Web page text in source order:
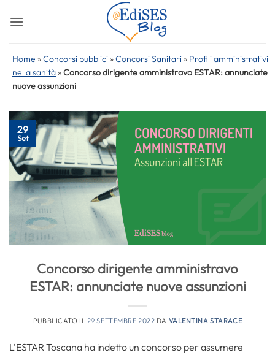
Home »Concorsi pubblici »Concorsi Sanitari » Profili amministrativi
nella sanità »Concorso dirigente amministravo ESTAR: annunciate
nuove assunzioni
29
Set
Concorso dirigente amministravo
ESTAR: annunciate nuove assunzioni
PUBBLICATO IL 29 SETTEMBRE 2022 DA VALENTINA STARACE
L’ESTAR Toscana ha indetto un concorso per assumere